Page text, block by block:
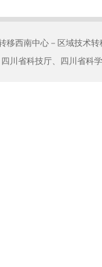
移西南中心－区域技
川省科技厅、四川省科